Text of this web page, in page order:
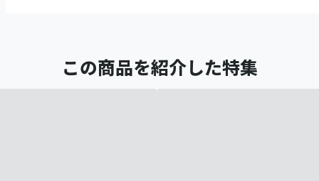
この商品を紹介した特集